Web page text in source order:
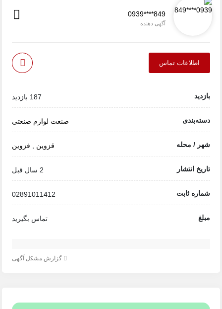
0939****849
آگهی دهنده
اطلاعات تماس
بازدید 187 بازدید
دسته‌بندی صنعت لوازم صنعتی
شهر / محله قزوین قزوین
تاریخ انتشار 2 سال قبل
شماره ثابت 02891011412
مبلغ تماس بگیرید
گزارش مشکل آگهی